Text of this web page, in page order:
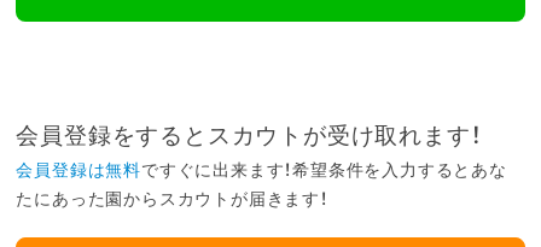
会員登録をするとスカウトが受け取れます！
会員登録は無料ですぐに出来ます！希望条件を入力するとあな
たにあった園からスカウトが届きます！